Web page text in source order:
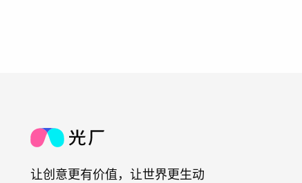
让创意更有价值，让世界更生动